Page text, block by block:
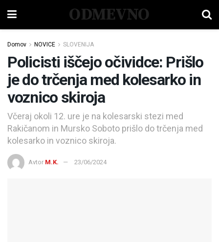
ODMEVNO
Domov NOVICE SLOVENIJA
Policisti iščejo očividce: Prišlo
je do trčenja med kolesarko in
voznico skiroja
Včeraj okoli 12. ure je na kolesarski stezi med
Rakičanom in Mursko Soboto prišlo do trčenja med
kolesarko in voznico skiroja.
Avtor M.K. 23/06/2024